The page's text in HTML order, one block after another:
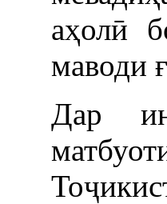
аҳолӣ
маводи
Дар